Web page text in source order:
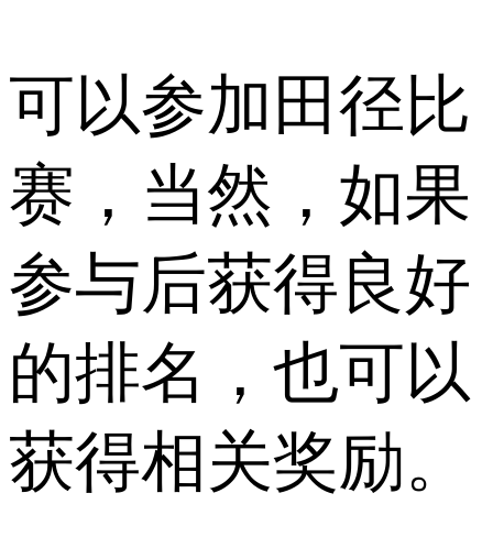
可以参加田径比
赛，当然，如果
参与后获得良好
的排名，也可以
获得相关奖励。